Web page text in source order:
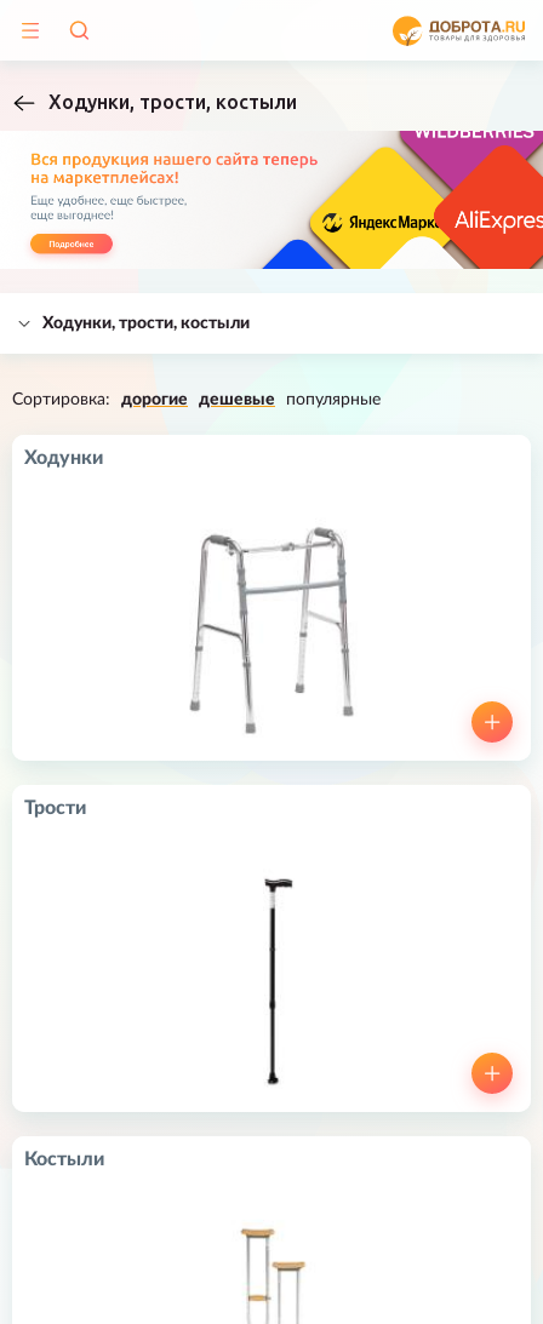
Ходунки, трости, костыли
Ходунки, трости, костыли
Сортировка: дорогие дешевые популярные
Ходунки
Трости
Костыли